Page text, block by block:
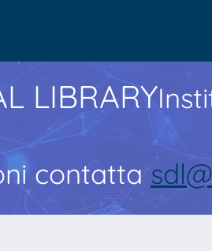
LIBRARY
contatta